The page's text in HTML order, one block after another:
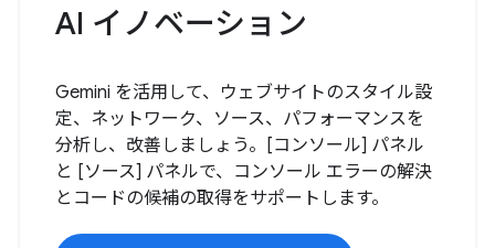
AI イノベーション
Gemini を活用して、ウェブサイトのスタイル設
定、ネットワーク、ソース、パフォーマンスを
分析し、改善しましょう。[コンソール] パネル
と [ソース] パネルで、コンソール エラーの解決
とコードの候補の取得をサポートします。